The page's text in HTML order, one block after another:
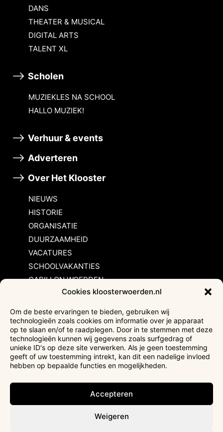
Cookies kloosterwoerden.nl
Om de beste ervaringen te bieden, gebruiken wij
technologieën zoals cookies om informatie over je apparaat
op te slaan en/of te raadplegen. Door in te stemmen met deze
technologieën kunnen wij gegevens zoals surfgedrag of
unieke ID's op deze site verwerken. Als je geen toestemming
geeft of uw toestemming intrekt, kan dit een nadelige invloed
hebben op bepaalde functies en mogelijkheden.
Accepteren
Weigeren
DANS
THEATER & MUSICAL
DIGITAL ARTS
TALENT XL
Scholen
MUZIEKLES NA SCHOOL
HALLO MUZIEK!
Verhuur & events
Adverteren
Over Het Klooster
NIEUWS
HISTORIE
ORGANISATIE
DUURZAAMHEID
VACATURES
SCHOOLVAKANTIES
CARILLON WOERDEN
Inschrijvingsvoorwaarden
Bezoekersvoorwaarden
Huurvoorwaarden
Privacyverklaring
Ticketverkoop